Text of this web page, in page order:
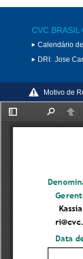
CVC BRASIL
Calendário
DRI: Jose
Motivo de